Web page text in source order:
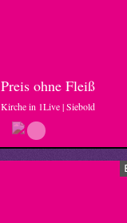
Preis ohne Fleiß
Kirche in 1Live | Siebold